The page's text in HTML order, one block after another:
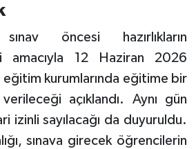
öncesi hazırlıkların
amacıyla 12 Haziran 2026
kurumlarında eğitime bir
açıklandı. Aynı gün
izinli sayılacağı da duyuruldu.
sınava girecek öğrencilerin